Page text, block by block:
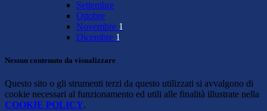
Settembre
Ottobre
Novembre 1
Dicembre 1
Nessun contenuto da visualizzare
Questo sito o gli strumenti terzi da questo utilizzati si avvalgono di
cookie necessari al funzionamento ed utili alle finalità illustrate nella
COOKIE POLICY.